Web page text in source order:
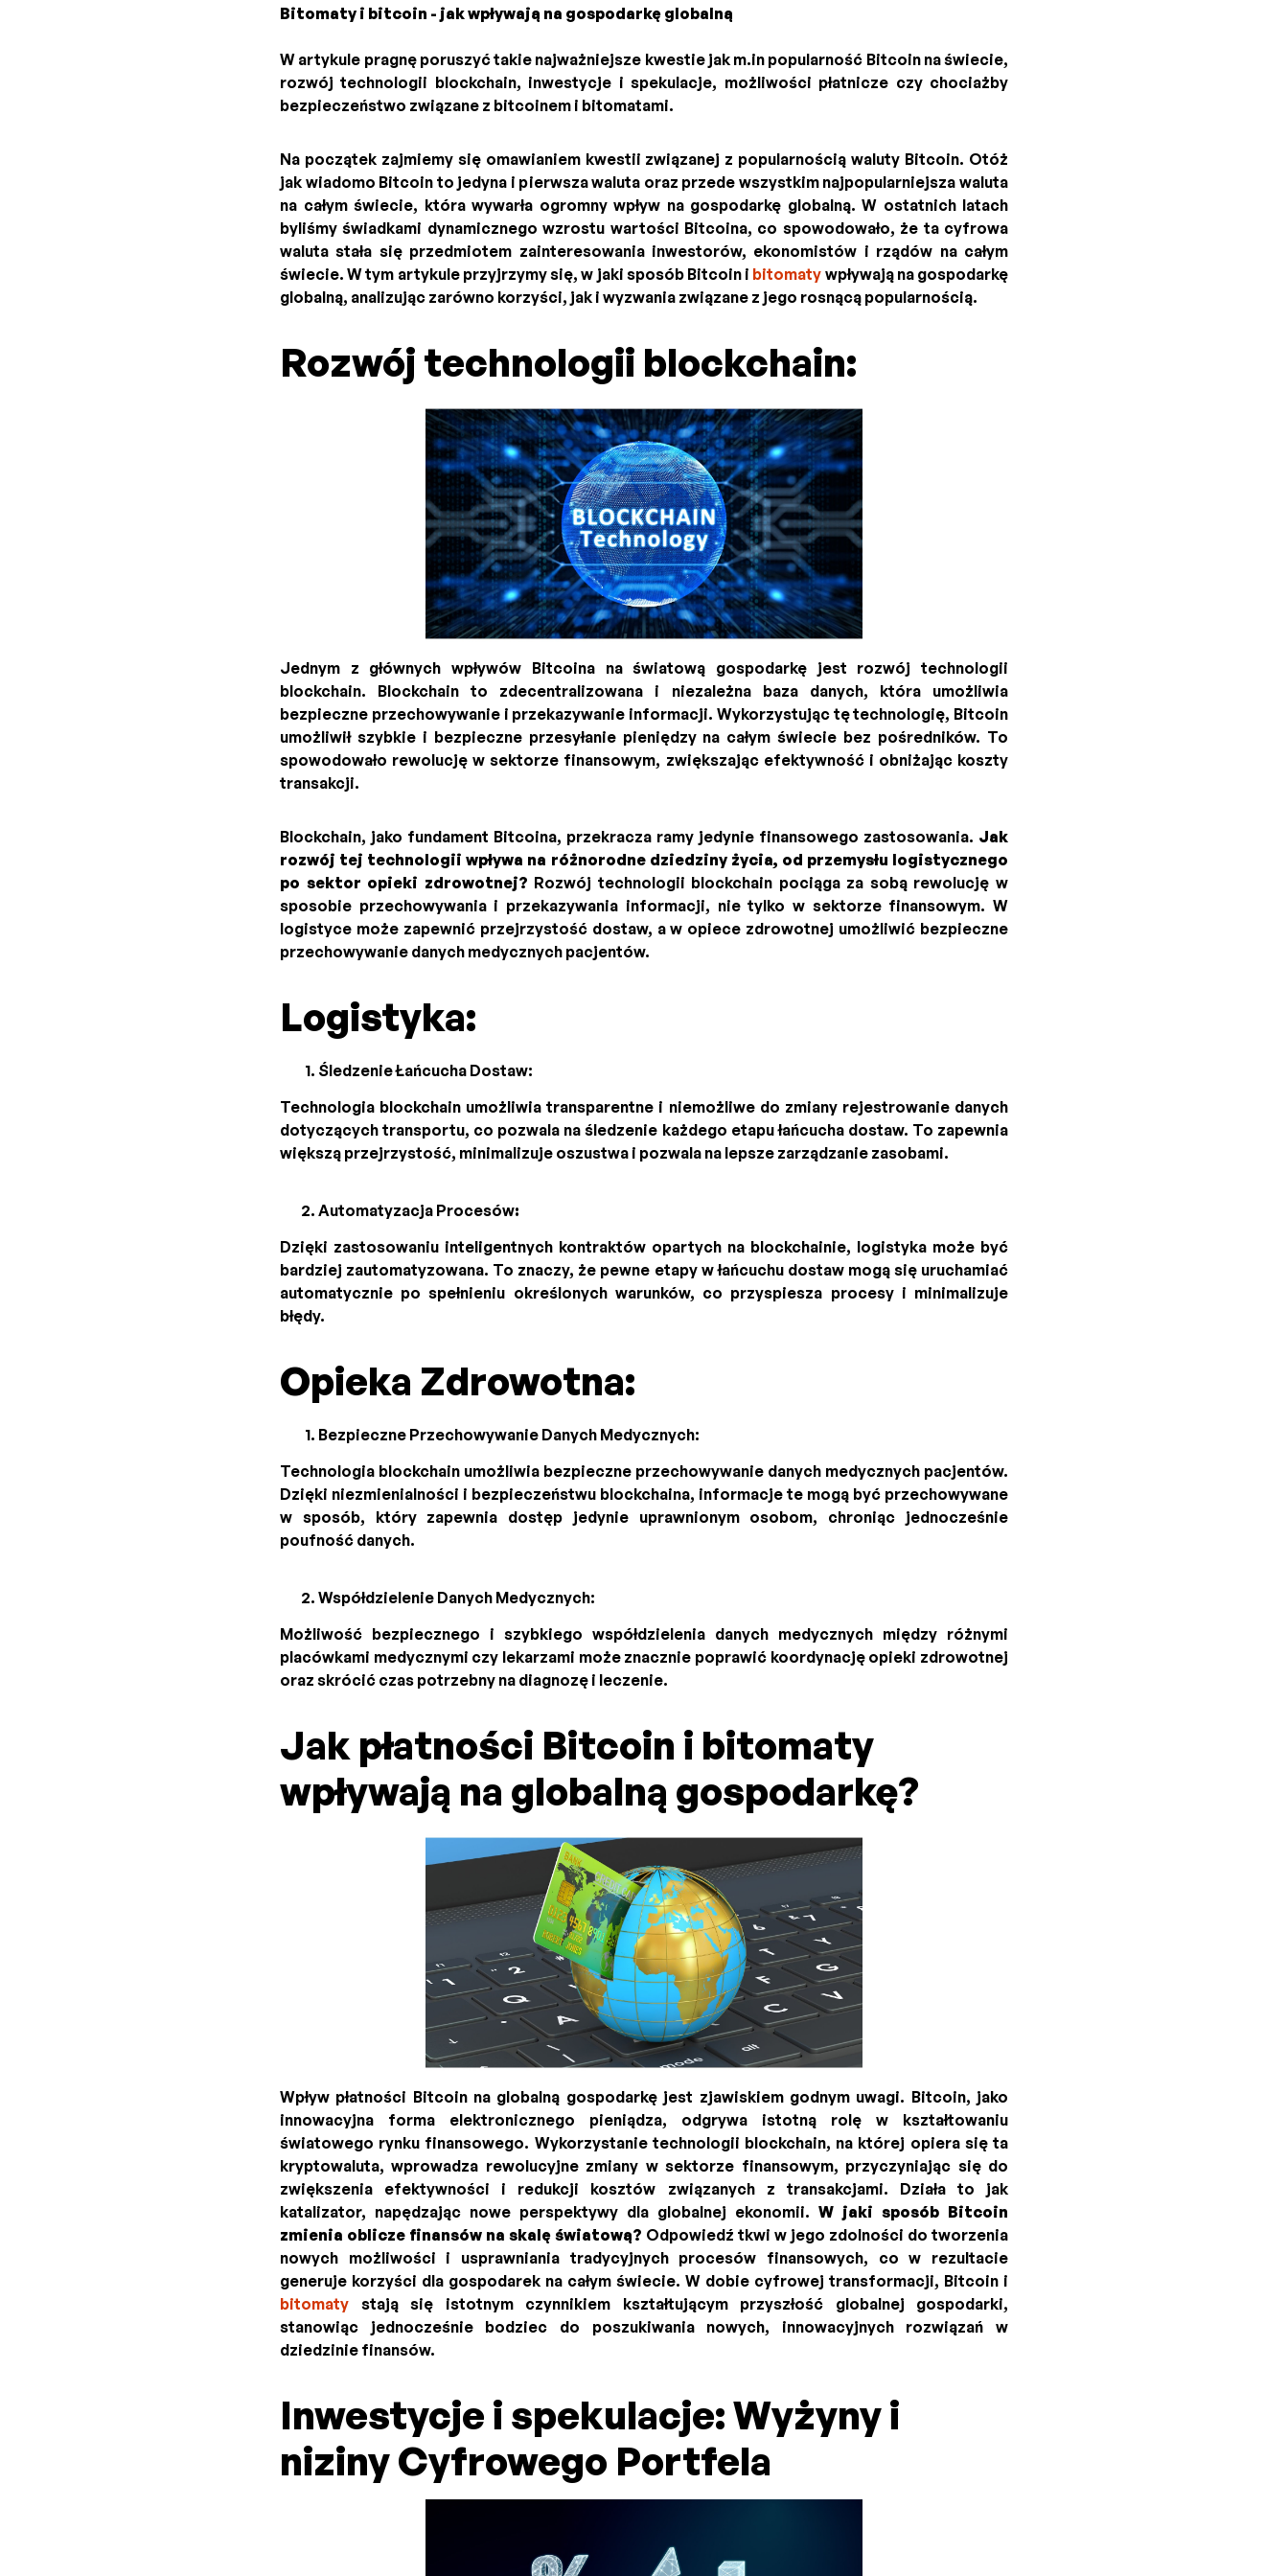
Bitomaty i bitcoin - jak wpływają na gospodarkę globalną
W artykule pragnę poruszyć takie najważniejsze kwestie jak m.in popularność Bitcoin na świecie,
rozwój technologii blockchain, inwestycje i spekulacje, możliwości płatnicze czy chociażby
bezpieczeństwo związane z bitcoinem i bitomatami.
Na początek zajmiemy się omawianiem kwestii związanej z popularnością waluty Bitcoin. Otóż
jak wiadomo Bitcoin to jedyna i pierwsza waluta oraz przede wszystkim najpopularniejsza waluta
na całym świecie, która wywarła ogromny wpływ na gospodarkę globalną. W ostatnich latach
byliśmy świadkami dynamicznego wzrostu wartości Bitcoina, co spowodowało, że ta cyfrowa
waluta stała się przedmiotem zainteresowania inwestorów, ekonomistów i rządów na całym
świecie. W tym artykule przyjrzymy się, w jaki sposób Bitcoin i bitomaty wpływają na gospodarkę
globalną, analizując zarówno korzyści, jak i wyzwania związane z jego rosnącą popularnością.
Rozwój technologii blockchain:
Jednym z głównych wpływów Bitcoina na światową gospodarkę jest rozwój technologii
blockchain. Blockchain to zdecentralizowana i niezależna baza danych, która umożliwia
bezpieczne przechowywanie i przekazywanie informacji. Wykorzystując tę technologię, Bitcoin
umożliwił szybkie i bezpieczne przesyłanie pieniędzy na całym świecie bez pośredników. To
spowodowało rewolucję w sektorze finansowym, zwiększając efektywność i obniżając koszty
transakcji.
Blockchain, jako fundament Bitcoina, przekracza ramy jedynie finansowego zastosowania. Jak
rozwój tej technologii wpływa na różnorodne dziedziny życia, od przemysłu logistycznego
po sektor opieki zdrowotnej? Rozwój technologii blockchain pociąga za sobą rewolucję w
sposobie przechowywania i przekazywania informacji, nie tylko w sektorze finansowym. W
logistyce może zapewnić przejrzystość dostaw, a w opiece zdrowotnej umożliwić bezpieczne
przechowywanie danych medycznych pacjentów.
Logistyka:
Śledzenie Łańcucha Dostaw:
Technologia blockchain umożliwia transparentne i niemożliwe do zmiany rejestrowanie danych
dotyczących transportu, co pozwala na śledzenie każdego etapu łańcucha dostaw. To zapewnia
większą przejrzystość, minimalizuje oszustwa i pozwala na lepsze zarządzanie zasobami.
Automatyzacja Procesów:
Dzięki zastosowaniu inteligentnych kontraktów opartych na blockchainie, logistyka może być
bardziej zautomatyzowana. To znaczy, że pewne etapy w łańcuchu dostaw mogą się uruchamiać
automatycznie po spełnieniu określonych warunków, co przyspiesza procesy i minimalizuje
błędy.
Opieka Zdrowotna:
Bezpieczne Przechowywanie Danych Medycznych:
Technologia blockchain umożliwia bezpieczne przechowywanie danych medycznych pacjentów.
Dzięki niezmienialności i bezpieczeństwu blockchaina, informacje te mogą być przechowywane
w sposób, który zapewnia dostęp jedynie uprawnionym osobom, chroniąc jednocześnie
poufność danych.
Współdzielenie Danych Medycznych:
Możliwość bezpiecznego i szybkiego współdzielenia danych medycznych między różnymi
placówkami medycznymi czy lekarzami może znacznie poprawić koordynację opieki zdrowotnej
oraz skrócić czas potrzebny na diagnozę i leczenie.
Jak płatności Bitcoin i bitomaty
wpływają na globalną gospodarkę?
Wpływ płatności Bitcoin na globalną gospodarkę jest zjawiskiem godnym uwagi. Bitcoin, jako
innowacyjna forma elektronicznego pieniądza, odgrywa istotną rolę w kształtowaniu
światowego rynku finansowego. Wykorzystanie technologii blockchain, na której opiera się ta
kryptowaluta, wprowadza rewolucyjne zmiany w sektorze finansowym, przyczyniając się do
zwiększenia efektywności i redukcji kosztów związanych z transakcjami. Działa to jak
katalizator, napędzając nowe perspektywy dla globalnej ekonomii. W jaki sposób Bitcoin
zmienia oblicze finansów na skalę światową? Odpowiedź tkwi w jego zdolności do tworzenia
nowych możliwości i usprawniania tradycyjnych procesów finansowych, co w rezultacie
generuje korzyści dla gospodarek na całym świecie. W dobie cyfrowej transformacji, Bitcoin i
bitomaty stają się istotnym czynnikiem kształtującym przyszłość globalnej gospodarki,
stanowiąc jednocześnie bodziec do poszukiwania nowych, innowacyjnych rozwiązań w
dziedzinie finansów.
Inwestycje i spekulacje: Wyżyny i
niziny Cyfrowego Portfela